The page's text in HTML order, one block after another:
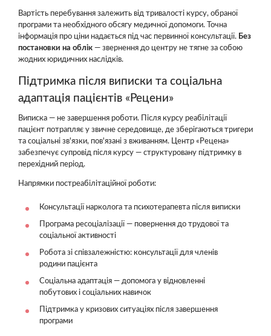
Вартість перебування залежить від тривалості курсу, обраної
програми та необхідного обсягу медичної допомоги. Точна
інформація про ціни надається під час первинної консультації. Без
постановки на облік — звернення до центру не тягне за собою
жодних юридичних наслідків.
Підтримка після виписки та соціальна
адаптація пацієнтів «Рецени»
Виписка — не завершення роботи. Після курсу реабілітації
пацієнт потрапляє у звичне середовище, де зберігаються тригери
та соціальні зв'язки, пов'язані з вживанням. Центр «Рецена»
забезпечує супровід після курсу — структуровану підтримку в
перехідний період.
Напрямки постреабілітаційної роботи:
Консультації нарколога та психотерапевта після виписки
Програма ресоціалізації — повернення до трудової та
соціальної активності
Робота зі співзалежністю: консультації для членів
родини пацієнта
Соціальна адаптація — допомога у відновленні
побутових і соціальних навичок
Підтримка у кризових ситуаціях після завершення
програми